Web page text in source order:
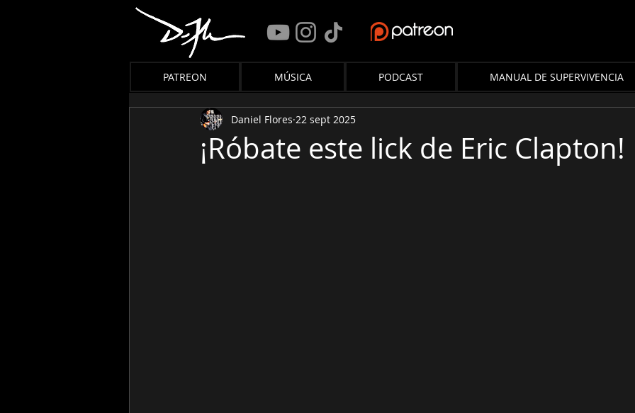
PATREON MÚSICA PODCAST MANUAL DE SUPERVIVENCIA
¡Róbate este lick de Eric Clapton!
Daniel Flores 22 sept 2025